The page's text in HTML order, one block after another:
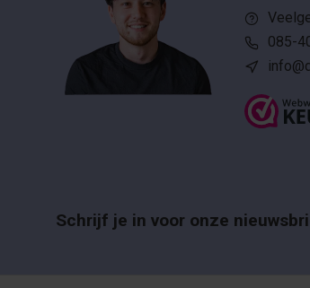
085-
Schrijf je in voor onze